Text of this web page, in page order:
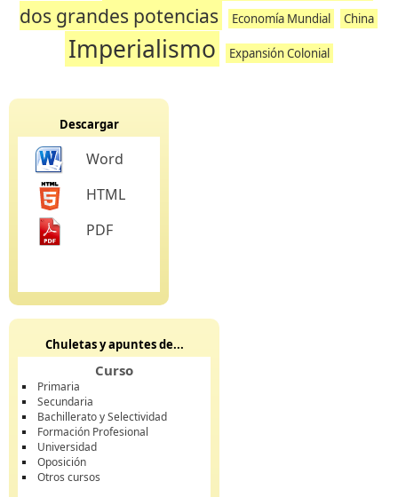
dos grandes potencias
Economía Mundial China
Imperialismo Expansión Colonial
Descargar
Word
HTML
PDF
Chuletas y apuntes de...
Curso
Primaria
Secundaria
Bachillerato y Selectividad
Formación Profesional
Universidad
Oposición
Otros cursos